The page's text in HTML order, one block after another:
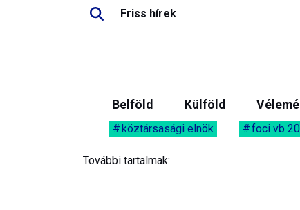
Friss hírek
Belföld Külföld
köztársasági elnök foci vb
További tartalmak: